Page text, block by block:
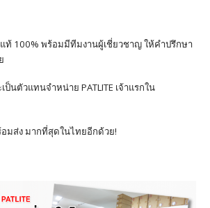
ท้ 100% พร้อมมีทีมงานผู้เชี่ยวชาญ ให้คำปรึกษา
ป็นตัวแทนจำหน่าย PATLITE เจ้าแรกใน
มส่ง มากที่สุดในไทยอีกด้วย!